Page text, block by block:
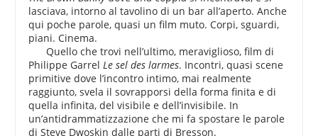
lasciava, intorno al tavolino di un bar all’aperto. Anche
qui poche parole, quasi un film muto. Corpi, sguardi,
piani. Cinema.
Quello che trovi nell’ultimo, meraviglioso, film di
Philippe GarrelLe sel des larmes. Incontri, quasi scene
primitive dove l’incontro intimo, mai realmente
raggiunto, svela il sovrapporsi della forma finita e di
quella infinita, del visibile e dell’invisibile. In
un’antidrammatizzazione che mi fa spostare le parole
di Steve Dwoskin dalle parti di Bresson.